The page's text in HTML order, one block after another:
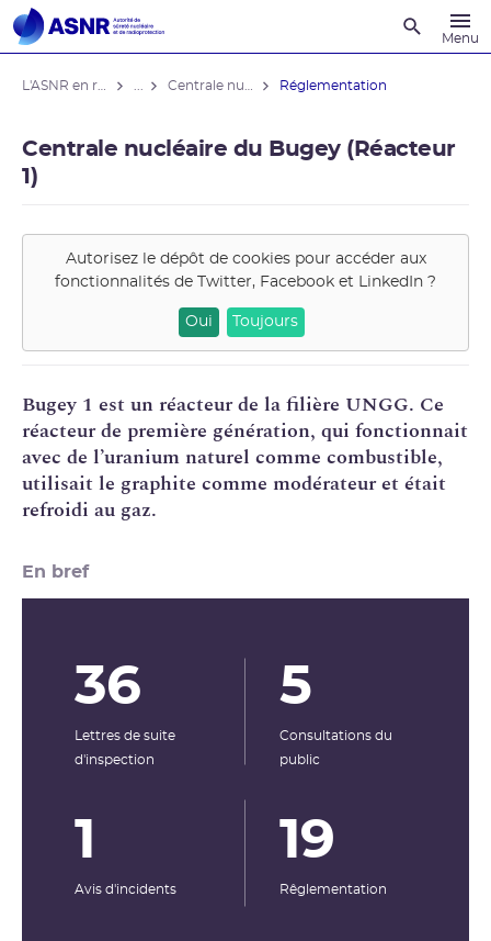
Menu
Réglementation
Centrale nucléaire du Bugey (Réacteur
1)
Autorisez le dépôt de cookies pour accéder aux
fonctionnalités de Twitter, Facebook et LinkedIn ?
Oui Toujours
Bugey 1 est un réacteur de la filière UNGG. Ce
réacteur de première génération, qui fonctionnait
avec de l’uraniumnaturel comme combustible,
utilisait le graphite comme modérateuret était
refroidi au gaz.
En bref
36
Lettres de suite
d'inspection
5
Consultations du
public
1
Avis d'incidents
19
Rêglementation